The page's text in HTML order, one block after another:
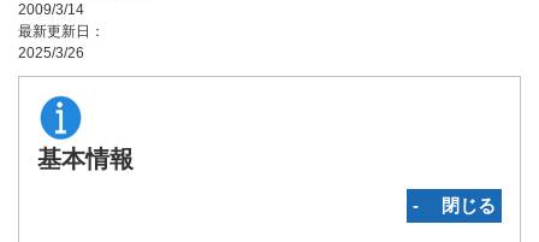
2009/3/14
最新更新日：
2025/3/26
基本情報
‐ 閉じる